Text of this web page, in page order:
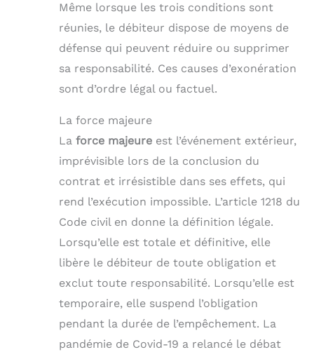
Même lorsque les trois conditions sont
réunies, le débiteur dispose de moyens de
défense qui peuvent réduire ou supprimer
sa responsabilité. Ces causes d’exonération
sont d’ordre légal ou factuel.
La force majeure
La force majeure est l’événement extérieur,
imprévisible lors de la conclusion du
contrat et irrésistible dans ses effets, qui
rend l’exécution impossible. L’article 1218 du
Code civil en donne la définition légale.
Lorsqu’elle est totale et définitive, elle
libère le débiteur de toute obligation et
exclut toute responsabilité. Lorsqu’elle est
temporaire, elle suspend l’obligation
pendant la durée de l’empêchement. La
pandémie de Covid-19 a relancé le débat